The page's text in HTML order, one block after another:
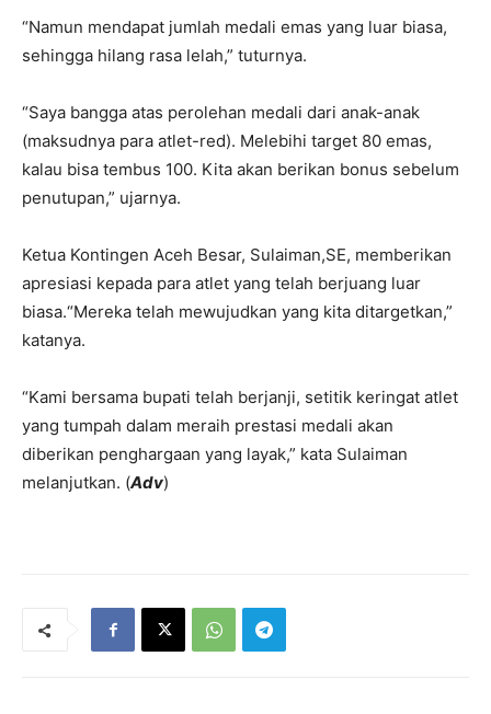
“Namun mendapat jumlah medali emas yang luar biasa,
sehingga hilang rasa lelah,” tuturnya.
“Saya bangga atas perolehan medali dari anak-anak
(maksudnya para atlet-red). Melebihi target 80 emas,
kalau bisa tembus 100. Kita akan berikan bonus sebelum
penutupan,” ujarnya.
Ketua Kontingen Aceh Besar, Sulaiman,SE, memberikan
apresiasi kepada para atlet yang telah berjuang luar
biasa.“Mereka telah mewujudkan yang kita ditargetkan,”
katanya.
“Kami bersama bupati telah berjanji, setitik keringat atlet
yang tumpah dalam meraih prestasi medali akan
diberikan penghargaan yang layak,” kata Sulaiman
melanjutkan. (Adv)